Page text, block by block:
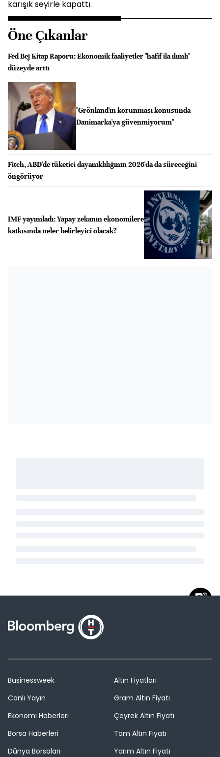
karışık seyirle kapattı.
Öne Çıkanlar
Fed Bej Kitap Raporu: Ekonomik faaliyetler "hafif ila ılımlı"
düzeyde arttı
"Grönland'ın korunması konusunda
Danimarka'ya güvenmiyorum"
Fitch, ABD'de tüketici dayanıklılığının 2026'da da süreceğini
öngörüyor
IMF yayımladı: Yapay zekanın ekonomilere
katkısında neler belirleyici olacak?
Businessweek
Canlı Yayın
Ekonomi Haberleri
Borsa Haberleri
Dünya Borsaları
Altın Fiyatları
Gram Altın Fiyatı
Çeyrek Altın Fiyatı
Tam Altın Fiyatı
Yarım Altın Fiyatı